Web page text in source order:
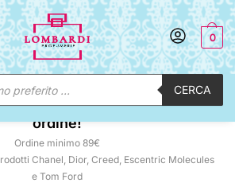
CERCA
0
-12% automatico sul tuo
ordine!
Ordine minimo 89€
Chanel, Dior, Creed, Escentric Molecules
e Tom Ford